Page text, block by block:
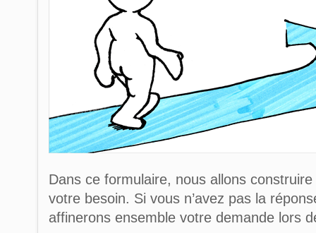
Dans ce formulaire, nous allons
votre besoin. Si vous n’avez pas la
affinerons ensemble votre demande lors